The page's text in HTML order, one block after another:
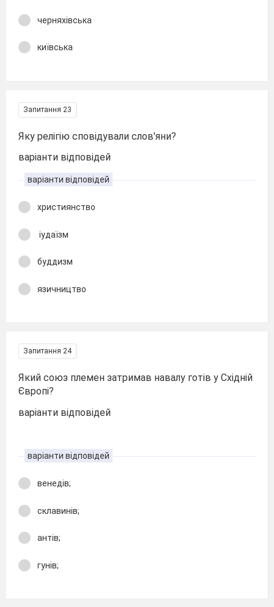
черняхівська
київська
Запитання 23
Яку релігію сповідували слов'яни?
варіанти відповідей
варіанти відповідей
християнство
іудаїзм
буддизм
язичництво
Запитання 24
Який союз племен затримав навалу готів у Східній
Європі?
варіанти відповідей
варіанти відповідей
венедів;
склавинів;
антів;
гунів;